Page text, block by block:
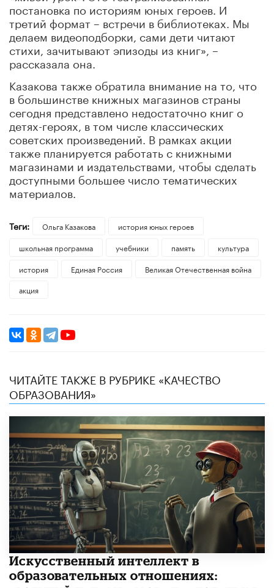
постановка по историям юных героев. И
третий формат – встречи в библиотеках. Мы
делаем видеоподборки, сами дети читают
стихи, зачитывают эпизоды из книг», –
рассказала она.
Казакова также обратила внимание на то, что
в большинстве книжных магазинов страны
сегодня представлено недостаточно книг о
детях-героях, в том числе классических
советских произведений. В рамках акции
также планируется работать с книжными
магазинами и издательствами, чтобы сделать
доступными большее число тематических
материалов.
Теги: Ольга Казакова
история юных героев
школьная программа
учебники память
культура
история
Единая Россия
Великая Отечественная война
акция
ЧИТАЙТЕ ТАКЖЕ В РУБРИКЕ «КАЧЕСТВО
ОБРАЗОВАНИЯ»
​Искусственный интеллект в
образовательных отношениях: